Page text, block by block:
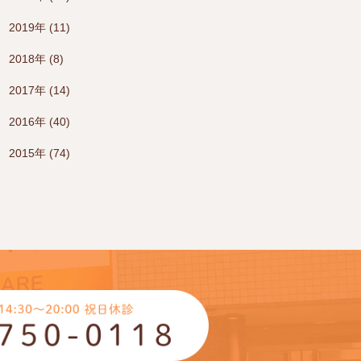
2019年 (11)
2018年 (8)
2017年 (14)
2016年 (40)
2015年 (74)